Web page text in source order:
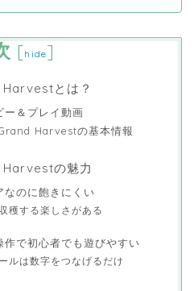
[hide]
とは？
ー＆プレイ動画
Harvestの基本情報
の魅力
なのに飽きにくい
穫する楽しさがある
作で初心者でも遊びやすい
ルは数字をつなげるだけ